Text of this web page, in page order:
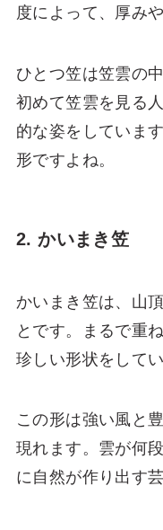
度によって、厚み
ひとつ笠は笠雲の
初めて笠雲を見る
的な姿をしていま
形ですよね。
2. かいまき笠
かいまき笠は、山
とです。まるで重
珍しい形状をしてい
この形は強い風と
現れます。雲が何
に自然が作り出す